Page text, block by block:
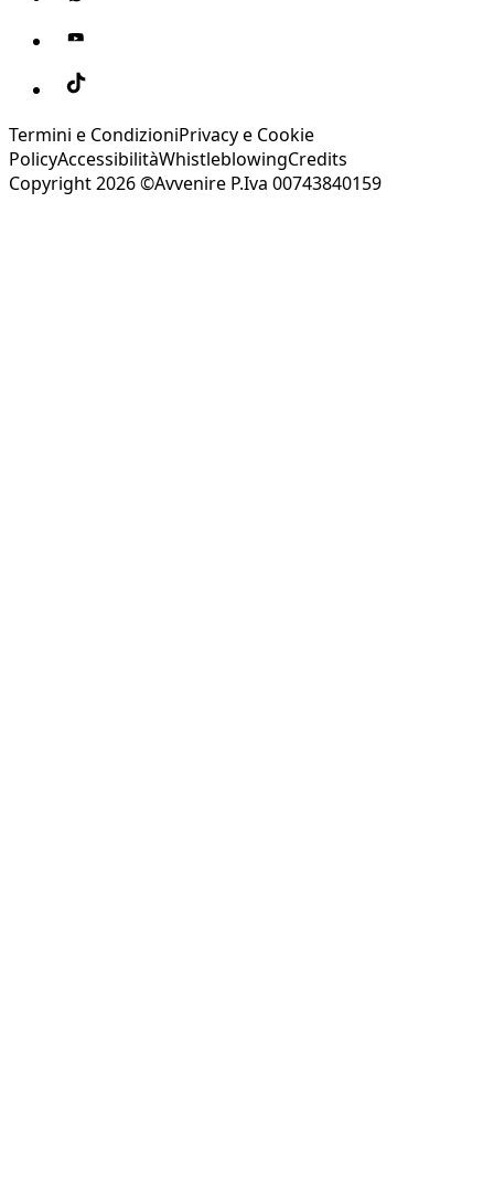
Termini e CondizioniPrivacy e Cookie
PolicyAccessibilitàWhistleblowingCredits
Copyright 2026 ©Avvenire P.Iva 00743840159